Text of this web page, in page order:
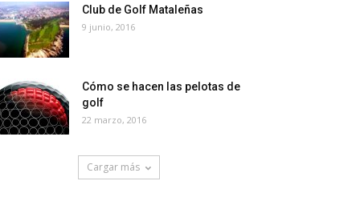
Club de Golf Mataleñas
9 junio, 2016
Cómo se hacen las pelotas de
golf
22 marzo, 2016
Cargar más